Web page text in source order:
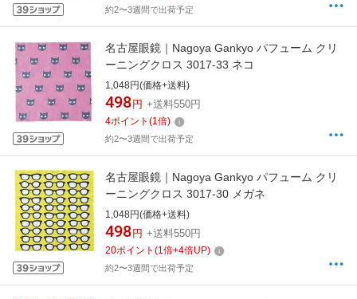
約2〜3週間で出荷予定
名古屋眼鏡｜Nagoya Gankyo パフューム クリ
ーニングクロス 3017-33 ネコ
1,048円(価格+送料)
498 円 +送料550円
4ポイント (1倍)
約2〜3週間で出荷予定
名古屋眼鏡｜Nagoya Gankyo パフューム クリ
ーニングクロス 3017-30 メガネ
1,048円(価格+送料)
498 円 +送料550円
20ポイント (1倍+4倍UP)
約2〜3週間で出荷予定